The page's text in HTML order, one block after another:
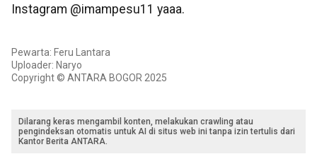
Instagram @imampesu11 yaaa.
Pewarta: Feru Lantara
Uploader: Naryo
Copyright © ANTARA BOGOR 2025
Dilarang keras mengambil konten, melakukan crawling atau
pengindeksan otomatis untuk AI di situs web ini tanpa izin tertulis dari
Kantor Berita ANTARA.